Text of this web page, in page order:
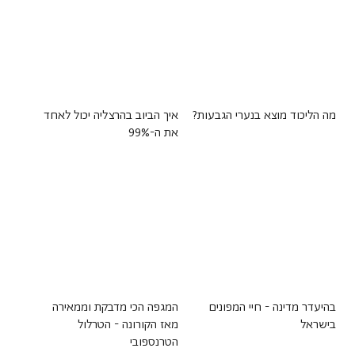
מה הליכוד מוצא בנערי הגבעות?
איך הביוב בהרצליה יכול לאחד
את ה-99%
בהיעדר מדינה - חיי המפונים
בישראל
המגפה הכי מדבקת וממאירה
מאז הקורונה - הטרלול
הטרנספובי